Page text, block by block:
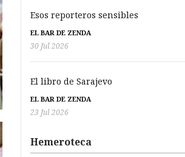
Esos reporteros sensibles
EL BAR DE ZENDA
30 Jul 2026
El libro de Sarajevo
EL BAR DE ZENDA
23 Jul 2026
Hemeroteca